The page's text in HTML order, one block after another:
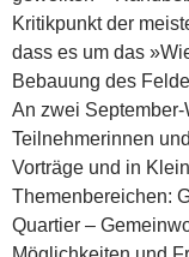
Kritikpunkt der
dass es um das
Bebauung des
An zwei
Teilnehmerinnen
Vorträge und in
Themenbereichen:
Quartier –